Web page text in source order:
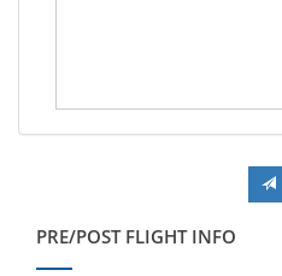
PRE/POST FLIGHT INFO